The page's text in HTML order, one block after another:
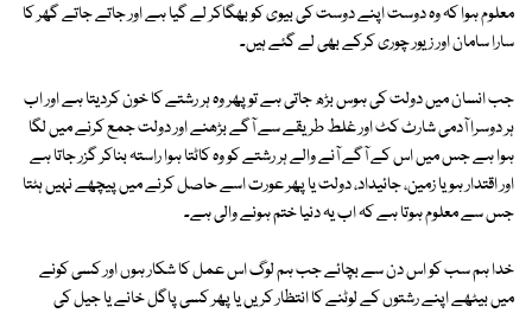
معلوم ہوا کہ وہ دوست اپنے دوست کی بیوی کو بھگاکر لے گیا ہے اور جاتے جاتے گھر کا
سارا سامان اور زیور چوری کرکے بھی لے گئے ہیں۔
جب انسان میں دولت کی ہوس بڑھ جاتی ہے تو پھر وہ ہر رشتے کا خون کردیتا ہے اور اب
ہر دوسرا آدمی شارٹ کٹ اور غلط طریقے سے آگے بڑھنے اور دولت جمع کرنے میں لگا
ہوا ہے جس میں اس کے آگے آنے والے ہر رشتے کو وہ کاٹتا ہوا راستہ بناکر گزر جاتا ہے
اور اقتدار ہو یا زمین، جائیداد، دولت یا پھر عورت اسے حاصل کرنے میں پیچھے نہیں ہٹتا
جس سے معلوم ہوتا ہے کہ اب یہ دنیا ختم ہونے والی ہے۔
خدا ہم سب کو اس دن سے بچائے جب ہم لوگ اس عمل کا شکار ہوں اور کسی کونے
میں بیٹھے اپنے رشتوں کے لوٹنے کا انتظار کریں یا پھر کسی پاگل خانے یا جیل کی